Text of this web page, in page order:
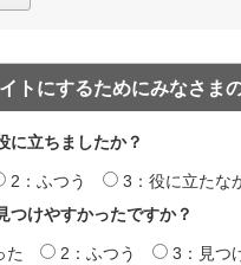
トにするためにみなさま
に立ちましたか？
2：ふつう
3：役に立たな
つけやすかったですか？
た 2：ふつう 3：見つ